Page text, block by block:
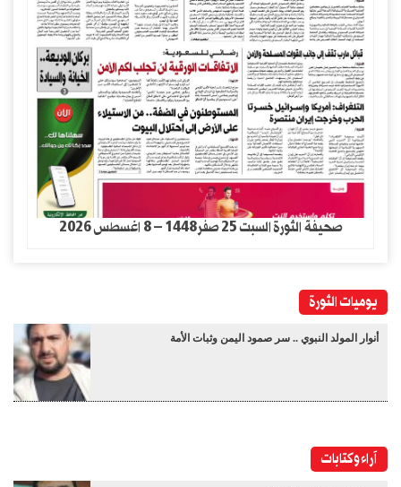
صحيفة الثورة السبت 25 صفر1448 – 8 اغسطس 2026
يوميات الثورة
أنوار المولد النبوي .. سر صمود اليمن وثبات الأمة
آراء وكتابات